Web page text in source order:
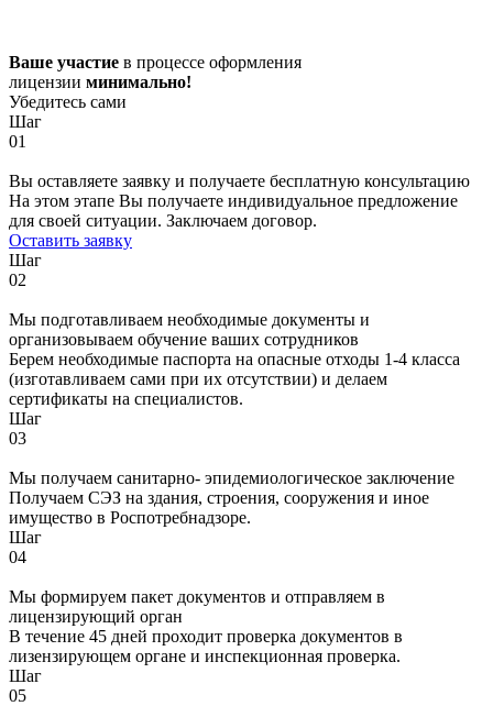
Ваше участие в процессе оформления
лицензии минимально!
Убедитесь сами
Шаг
01
Вы оставляете заявку и получаете бесплатную консультацию
На этом этапе Вы получаете индивидуальное предложение
для своей ситуации. Заключаем договор.
Оставить заявку
Шаг
02
Мы подготавливаем необходимые документы и
организовываем обучение ваших сотрудников
Берем необходимые паспорта на опасные отходы 1-4 класса
(изготавливаем сами при их отсутствии) и делаем
сертификаты на специалистов.
Шаг
03
Мы получаем санитарно- эпидемиологическое заключение
Получаем СЭЗ на здания, строения, сооружения и иное
имущество в Роспотребнадзоре.
Шаг
04
Мы формируем пакет документов и отправляем в
лицензирующий орган
В течение 45 дней проходит проверка документов в
лизензирующем органе и инспекционная проверка.
Шаг
05